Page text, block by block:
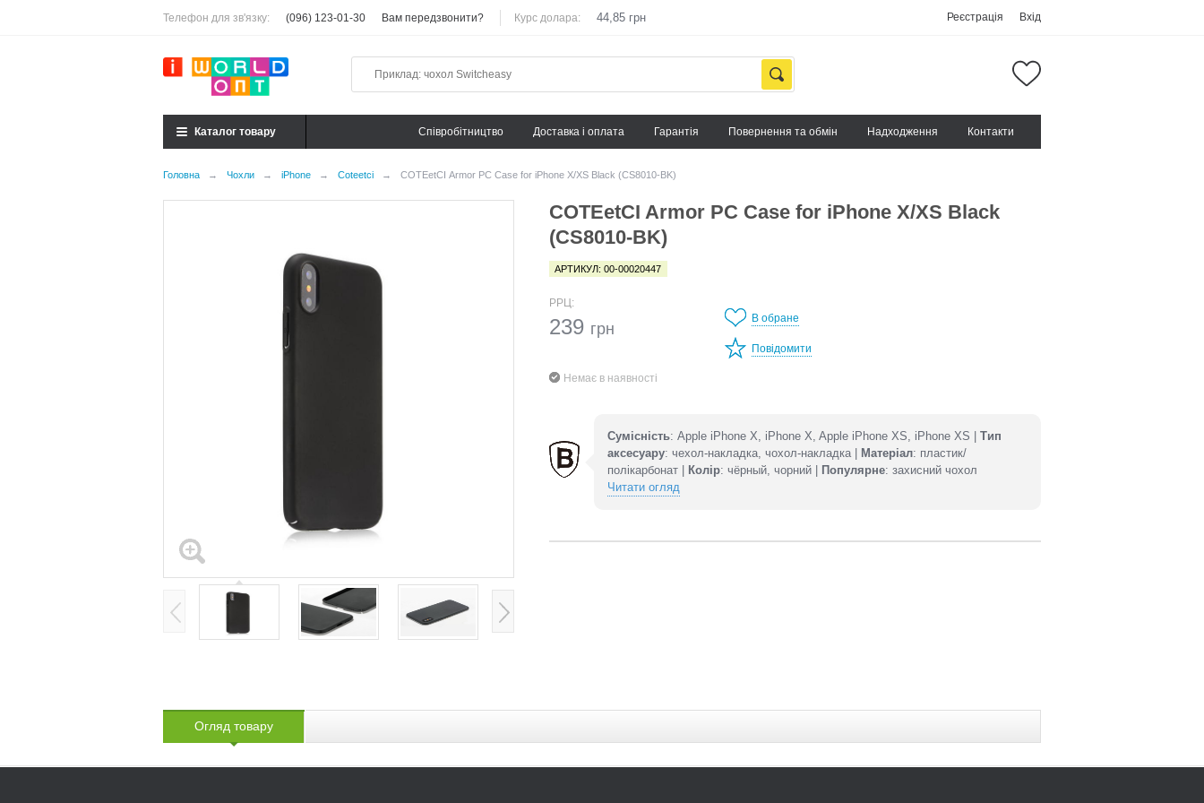
Каталог товару Cпівробітництво Доставка і оплата Гарантія Повернення та обмін Надходження Контакти
Телефон для зв'язку: (096) 123-01-30 Вам передзвонити? Курс долара: 44,85 грн Реєстрація Вхід
Головна → Чохли → iPhone → Coteetci → COTEetCI Armor PC Case for iPhone X/XS Black (CS8010-BK)
COTEetCI Armor PC Case for iPhone X/XS Black
(CS8010-BK)
АРТИКУЛ: 00-00020447
РРЦ:
239 грн
Немає в наявності
В обране
Повідомити
Сумісність: Apple iPhone X, iPhone X, Apple iPhone XS, iPhone XS |Тип
аксесуару: чехол-накладка, чохол-накладка | Матеріал: пластик/
полікарбонат |
Колір: чёрный, чорний | Популярне: захисний чохол
Читати огляд
Огляд товару